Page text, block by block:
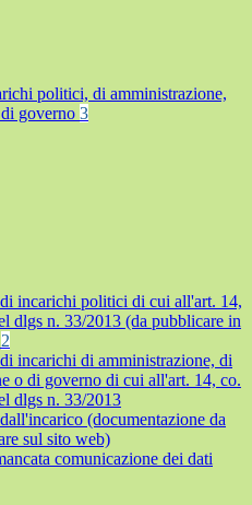
politici, di amministrazione,
governo 3
incarichi politici di cui all'art. 14,
dlgs n. 33/2013 (da pubblicare in
2
incarichi di amministrazione, di
o di governo di cui all'art. 14, co.
dlgs n. 33/2013
(documentazione da
sul sito web)
comunicazione dei dati